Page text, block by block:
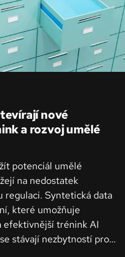
nové
a rozvoj umělé
potenciál umělé
na nedostatek
regulaci. Syntetická data
které umožňuje
efektivnější trénink AI
stávají nezbytností pro